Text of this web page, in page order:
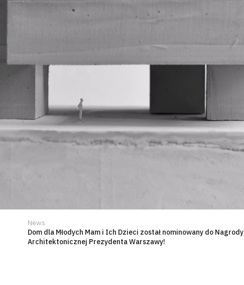
News
Dom dla Młodych Mam i Ich Dzieci został nominowany do Nagrody
Architektonicznej Prezydenta Warszawy!